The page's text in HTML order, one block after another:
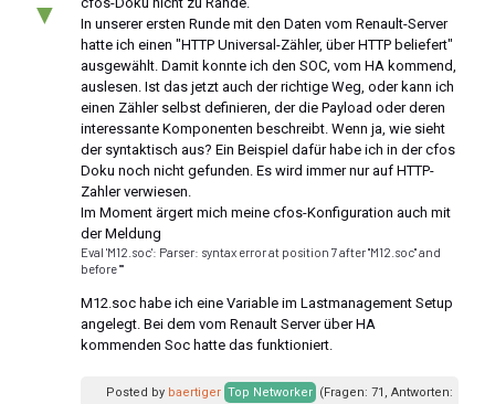
▼
In unserer ersten Runde mit den Daten vom Renault-Server
hatte ich einen "HTTP Universal-Zähler, über HTTP beliefert"
ausgewählt. Damit konnte ich den SOC, vom HA kommend,
auslesen. Ist das jetzt auch der richtige Weg, oder kann ich
einen Zähler selbst definieren, der die Payload oder deren
interessante Komponenten beschreibt. Wenn ja, wie sieht
der syntaktisch aus? Ein Beispiel dafür habe ich in der cfos
Doku noch nicht gefunden. Es wird immer nur auf HTTP-
Zahler verwiesen.
Im Moment ärgert mich meine cfos-Konfiguration auch mit
der Meldung
Eval 'M12.soc': Parser: syntax error at position 7 after "M12.soc" and
before ""
M12.soc habe ich eine Variable im Lastmanagement Setup
angelegt. Bei dem vom Renault Server über HA
kommenden Soc hatte das funktioniert.
Posted by baertiger Top Networker (Fragen: 71, Antworten: